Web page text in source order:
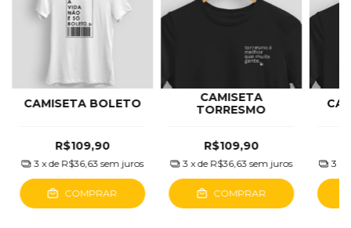
CAMISETA BOLETO
R$109,90
3 x de R$36,63 sem juros
COMPRAR
CAMISETA
TORRESMO
R$109,90
3 x de R$36,63 sem juros
COMPRAR
3